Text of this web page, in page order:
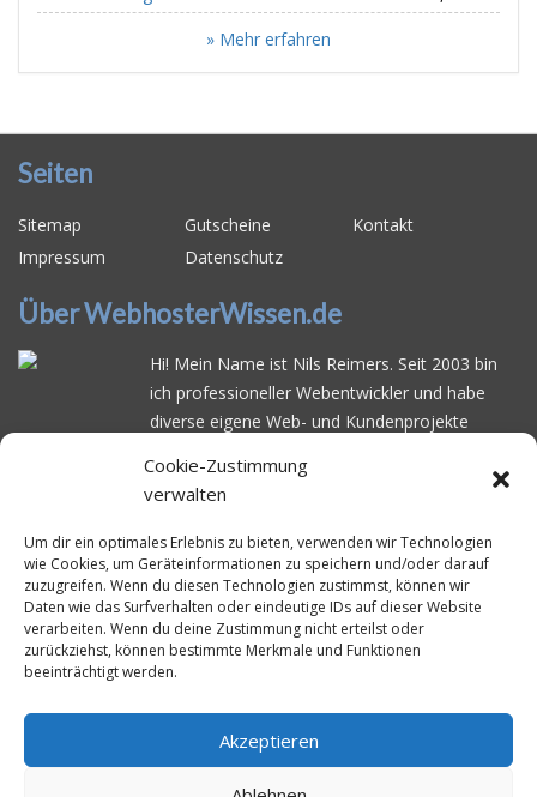
Cookie-Zustimmung
verwalten
Um dir ein optimales Erlebnis zu bieten, verwenden wir Technologien
wie Cookies, um Geräteinformationen zu speichern und/oder darauf
zuzugreifen. Wenn du diesen Technologien zustimmst, können wir
Daten wie das Surfverhalten oder eindeutige IDs auf dieser Website
verarbeiten. Wenn du deine Zustimmung nicht erteilst oder
zurückziehst, können bestimmte Merkmale und Funktionen
beeinträchtigt werden.
Akzeptieren
» Mehr erfahren
Seiten
Sitemap Gutscheine
Kontakt
Impressum
Datenschutz
Über WebhosterWissen.de
Hi! Mein Name ist Nils Reimers. Seit 2003 bin
ich professioneller Webentwickler und habe
diverse eigene Web- und Kundenprojekte
schwierig ist gutes Webhosting zu finden: Bei
vielen Anbietern ärgert man sich über
Serverausfälleoder überlangsame
Ladezeiten. Deswegen habe ich im Mai 2016
angefangen, die bekanntesten Webhoster
systematisch zu testen und deren
Erreichbarkeit und Ladezeit für eine typische
Website basierend auf dem beliebten CMS-
System WordPress zu protokollieren. Auf
WebhosterWissen.de werte ich diese
Messungen kontinuierlich aus und gebe euch